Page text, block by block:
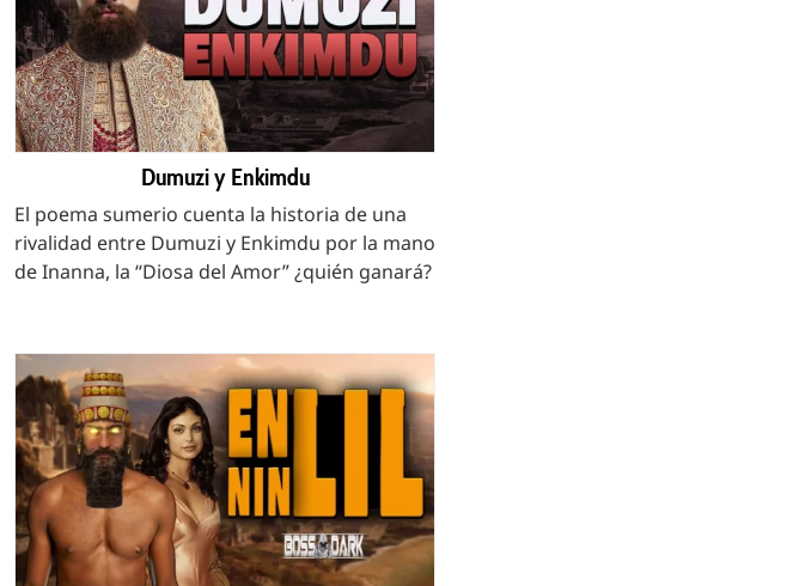
Dumuzi y Enkimdu
El poema sumerio cuenta la historia de una
rivalidad entre Dumuzi y Enkimdu por la mano
de Inanna, la “Diosa del Amor” ¿quién ganará?